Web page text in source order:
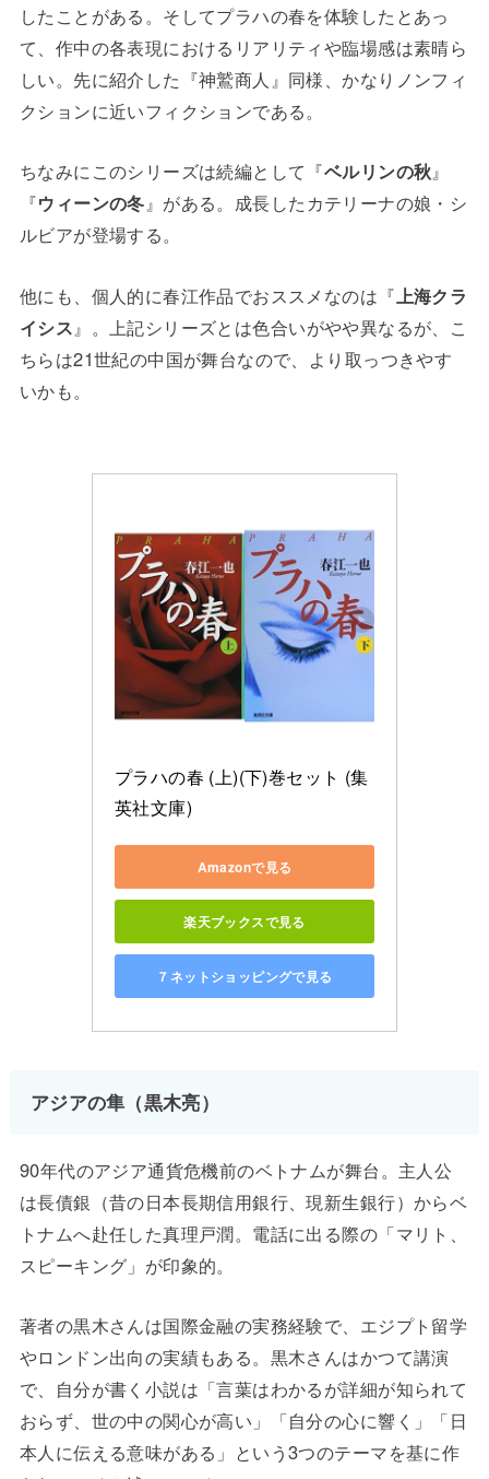
したことがある。そしてプラハの春を体験したとあっ
て、作中の各表現におけるリアリティや臨場感は素晴ら
しい。先に紹介した『神鷲商人』同様、かなりノンフィ
クションに近いフィクションである。
ちなみにこのシリーズは続編として『ベルリンの秋』
『ウィーンの冬』がある。成長したカテリーナの娘・シ
ルビアが登場する。
他にも、個人的に春江作品でおススメなのは『 上海クラ
イシス 』。上記シリーズとは色合いがやや異なるが、こ
ちらは21世紀の中国が舞台なので、より取っつきやす
いかも。
プラハの春 (上)(下)巻セット (集
英社文庫)
Amazonで見る
楽天ブックスで見る
７ネットショッピングで見る
アジアの隼（黒木亮）
90年代のアジア通貨危機前のベトナムが舞台。主人公
は長債銀（昔の日本長期信用銀行、現新生銀行）からベ
トナムへ赴任した真理戸潤。電話に出る際の「マリト、
スピーキング」が印象的。
著者の黒木さんは国際金融の実務経験で、エジプト留学
やロンドン出向の実績もある。黒木さんはかつて講演
で、自分が書く小説は「言葉はわかるが詳細が知られて
おらず、世の中の関心が高い」「自分の心に響く」「日
本人に伝える意味がある」という3つのテーマを基に作